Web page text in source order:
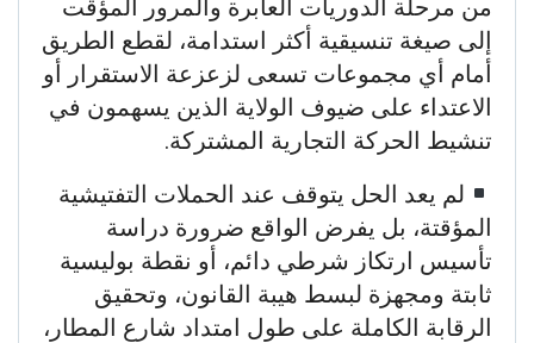
من مرحلة الدوريات العابرة والمرور المؤقت
إلى صيغة تنسيقية أكثر استدامة، لقطع الطريق
أمام أي مجموعات تسعى لزعزعة الاستقرار أو
الاعتداء على ضيوف الولاية الذين يسهمون في
تنشيط الحركة التجارية المشتركة.
لم يعد الحل يتوقف عند الحملات التفتيشية
المؤقتة، بل يفرض الواقع ضرورة دراسة
تأسيس ارتكاز شرطي دائم، أو نقطة بوليسية
ثابتة ومجهزة لبسط هيبة القانون، وتحقيق
الرقابة الكاملة على طول امتداد شارع المطار،